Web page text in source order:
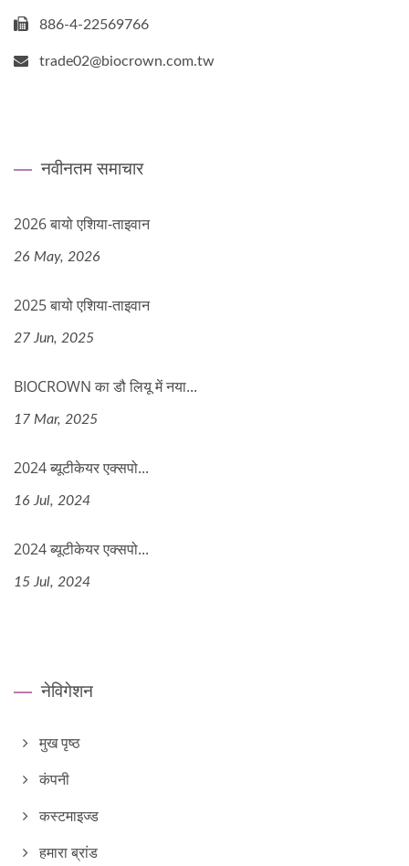
886-4-22569766
trade02@biocrown.com.tw
नवीनतम समाचार
2026 बायो एशिया-ताइवान
26 May, 2026
2025 बायो एशिया-ताइवान
27 Jun, 2025
BIOCROWN का डौ लियू में नया...
17 Mar, 2025
2024 ब्यूटीकेयर एक्सपो...
16 Jul, 2024
2024 ब्यूटीकेयर एक्सपो...
15 Jul, 2024
नेविगेशन
मुख पृष्ठ
कंपनी
कस्टमाइज्ड
हमारा ब्रांड